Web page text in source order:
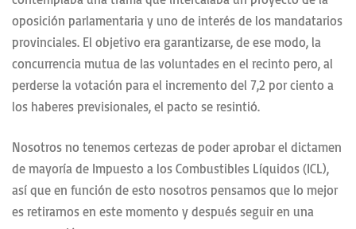
oposición parlamentaria y uno de interés de los mandatarios
provinciales. El objetivo era garantizarse, de ese modo, la
concurrencia mutua de las voluntades en el recinto pero, al
perderse la votación para el incremento del 7,2 por ciento a
los haberes previsionales, el pacto se resintió.
Nosotros no tenemos certezas de poder aprobar el dictamen
de mayoría de Impuesto a los Combustibles Líquidos (ICL),
así que en función de esto nosotros pensamos que lo mejor
es retirarnos en este momento y después seguir en una